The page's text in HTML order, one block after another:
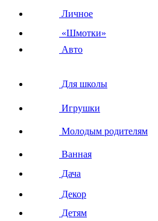
Личное
«Шмотки»
Авто
Для школы
Игрушки
Молодым родителям
Ванная
Дача
Декор
Детям